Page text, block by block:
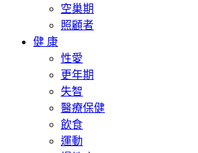
空巢期
照顧者
健 康
性愛
更年期
失智
醫療保健
飲食
運動